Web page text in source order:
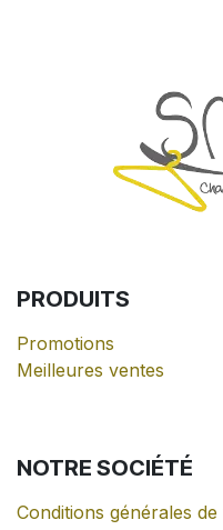
PRODUITS
Promotions
Meilleures ventes
NOTRE SOCIÉTÉ
Conditions générales